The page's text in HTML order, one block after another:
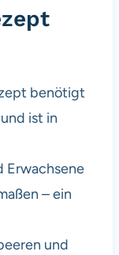
benötigt
ist in
Erwachsene
– ein
und